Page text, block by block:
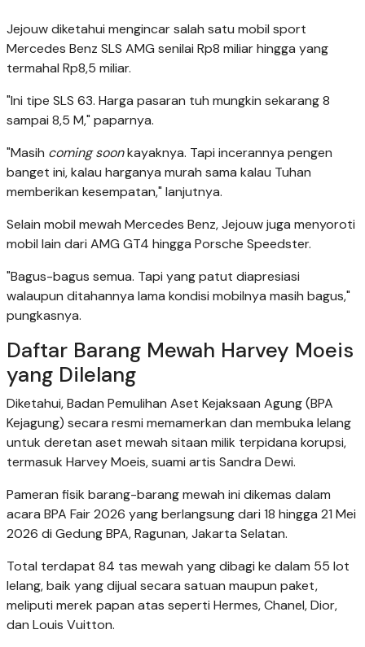
Jejouw diketahui mengincar salah satu mobil sport
Mercedes Benz SLS AMG senilai Rp8 miliar hingga yang
termahal Rp8,5 miliar.
"Ini tipe SLS 63. Harga pasaran tuh mungkin sekarang 8
sampai 8,5 M," paparnya.
"Masih coming soonkayaknya. Tapi incerannya pengen
banget ini, kalau harganya murah sama kalau Tuhan
memberikan kesempatan," lanjutnya.
Selain mobil mewah Mercedes Benz, Jejouw juga menyoroti
mobil lain dari AMG GT4 hingga Porsche Speedster.
"Bagus-bagus semua. Tapi yang patut diapresiasi
walaupun ditahannya lama kondisi mobilnya masih bagus,"
pungkasnya.
Daftar Barang Mewah Harvey Moeis
yang Dilelang
Diketahui, Badan Pemulihan Aset Kejaksaan Agung (BPA
Kejagung) secara resmi memamerkan dan membuka lelang
untuk deretan aset mewah sitaan milik terpidana korupsi,
termasuk Harvey Moeis, suami artis Sandra Dewi.
Pameran fisik barang-barang mewah ini dikemas dalam
acara BPA Fair 2026 yang berlangsung dari 18 hingga 21 Mei
2026 di Gedung BPA, Ragunan, Jakarta Selatan.
Total terdapat 84 tas mewah yang dibagi ke dalam 55 lot
lelang, baik yang dijual secara satuan maupun paket,
meliputi merek papan atas seperti Hermes, Chanel, Dior,
dan Louis Vuitton.